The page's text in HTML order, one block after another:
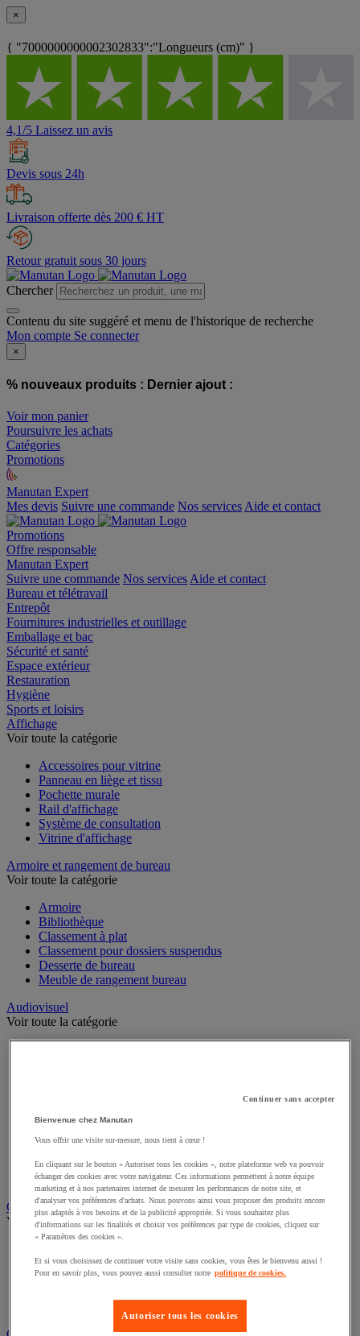
×
{ "7000000000002302833":"Longueurs (cm)" }
4,1/5 Laissez un avis
Devis sous 24h
Livraison offerte dès 200 € HT
Retour gratuit sous 30 jours
Chercher
Contenu du site suggéré et menu de l'historique de recherche
Mon compte Se connecter
×
% nouveaux produits : Dernier ajout :
Voir mon panier
Poursuivre les achats
Catégories
Promotions
Manutan Expert
offre reconditionnée
Mes devis Suivre une commande Nos services
Promotions
Offre responsable
Manutan Expert
Suivre une commande
Bureau et télétravail
Entrepôt
Fournitures industrielles et outillage
Emballage et bac
Sécurité et santé
Espace extérieur
Restauration
Hygiène
Sports et loisirs
Affichage
Accessoires pour vitrine
Panneau en liège et tissu
Pochette murale
Rail d'affichage
Système de consultation
Armoire et rangement de bureau
Armoire
Bibliothèque
Classement à plat
Classement pour dossiers suspendus
Desserte de bureau
Audiovisuel
Équipement audio et Hi-Fi
Matériel de projection et vidéoprojection
Sonorisation et enregistrement professionnels
Studio Web radio et vidéo
Système d'affichage dynamique et interactif
Télévision, lecteur DVD et Blu-ray
Chauffage, climatisation et traitement de l'air
Voir toute la catégorie
Chauffage
Climatiseur
Traitement de l'air
Continuer sans accepter
Bienvenue chez Manutan
Vous offrir une visite sur-mesure, nous tient à cœur !
En cliquant sur le bouton « Autoriser tous les cookies », notre plateforme web va pouvoir
échanger des cookies avec votre navigateur. Ces informations permettent à notre équipe
marketing et à nos partenaires internet de mesurer les performances de notre site, et
d'analyser vos préférences d'achats. Nous pouvons ainsi vous proposer des produits encore
plus adaptés à vos besoins et de la publicité appropriée. Si vous souhaitez plus
d'informations sur les finalités et choisir vos préférences par type de cookies, cliquez sur
« Paramètres des cookies ».
Et si vous choisissez de continuer votre visite sans cookies, vous êtes le bienvenu aussi !
Pour en savoir plus, vous pouvez aussi consulter notre politique de cookies.
Autoriser tous les cookies